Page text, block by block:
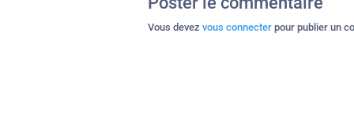
Vous devez vous connecter pour publier un